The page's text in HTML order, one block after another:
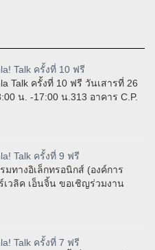
Talk ครั้งที่ 10 ฟรี
Talk ครั้งที่ 10 ฟรี วันเสารที่ 26
น. -17:00 น.313 อาคาร C.P.
Talk ครั้งที่ 9 ฟรี
ทางอิเล็กทรอนิกส์ (องค์การ
วลิค เอ็นจิ้น ขอเชิญร่วมงาน
Talk ครั้งที่ 7 ฟรี